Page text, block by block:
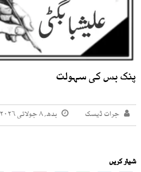
پنک بس کی سہولت
جرات ڈیسک بدھ, ۸ جولائی ۲۰۲۶
شیئر کریں